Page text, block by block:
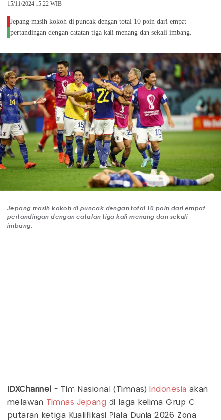
15/11/2024 15:22 WIB
Jepang masih kokoh di puncak dengan total 10 poin dari empat
pertandingan dengan catatan tiga kali menang dan sekali imbang.
Jepang masih kokoh di puncak dengan total 10 poin dari empat
pertandingan dengan catatan tiga kali menang dan sekali
imbang.
IDXChannel - Tim Nasional (Timnas) Indonesia akan
melawan Timnas Jepang di laga kelima Grup C
putaran ketiga Kualifikasi Piala Dunia 2026 Zona